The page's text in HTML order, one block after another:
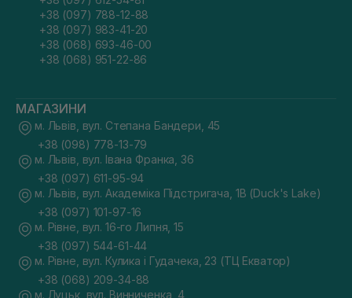
+38 (097) 788-12-88
+38 (097) 983-41-20
+38 (068) 693-46-00
+38 (068) 951-22-86
МАГАЗИНИ
м. Львів, вул. Степана Бандери, 45
+38 (098) 778-13-79
м. Львів, вул. Івана Франка, 36
+38 (097) 611-95-94
м. Львів, вул. Академіка Підстригача, 1В (Duck's Lake)
+38 (097) 101-97-16
м. Рівне, вул. 16-го Липня, 15
+38 (097) 544-61-44
м. Рівне, вул. Кулика і Гудачека, 23 (ТЦ Екватор)
+38 (068) 209-34-88
м. Луцьк, вул. Винниченка, 4